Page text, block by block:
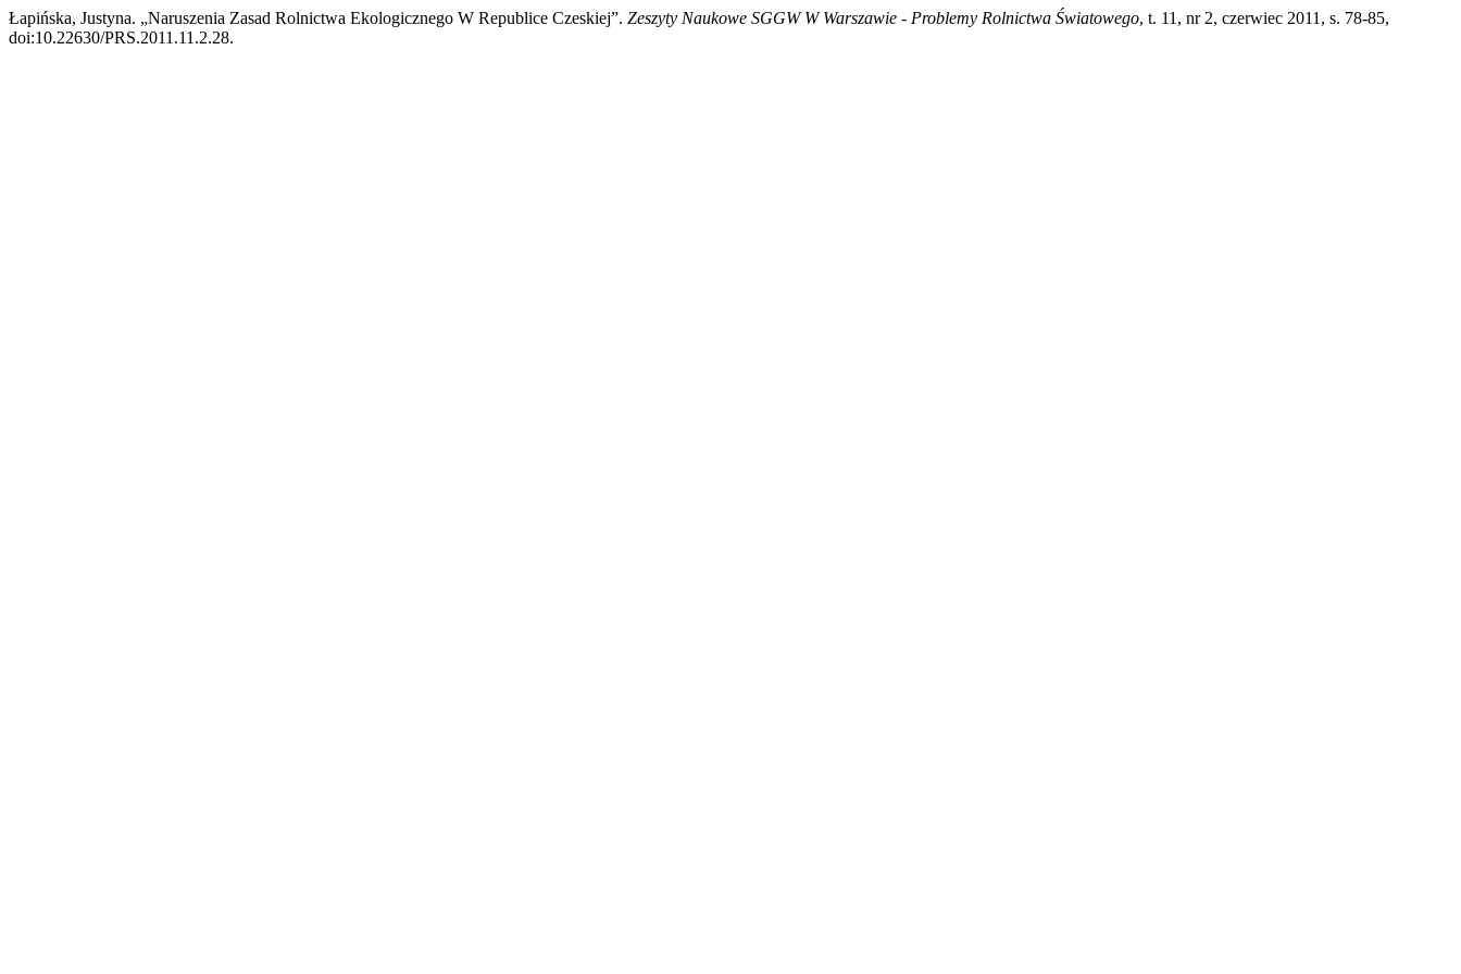
Łapińska, Justyna. „Naruszenia Zasad Rolnictwa Ekologicznego W Republice Czeskiej”. Zeszyty Naukowe SGGW W Warszawie - Problemy Rolnictwa Światowego, t. 11, nr 2, czerwiec 2011, s. 78-85,
doi:10.22630/PRS.2011.11.2.28.